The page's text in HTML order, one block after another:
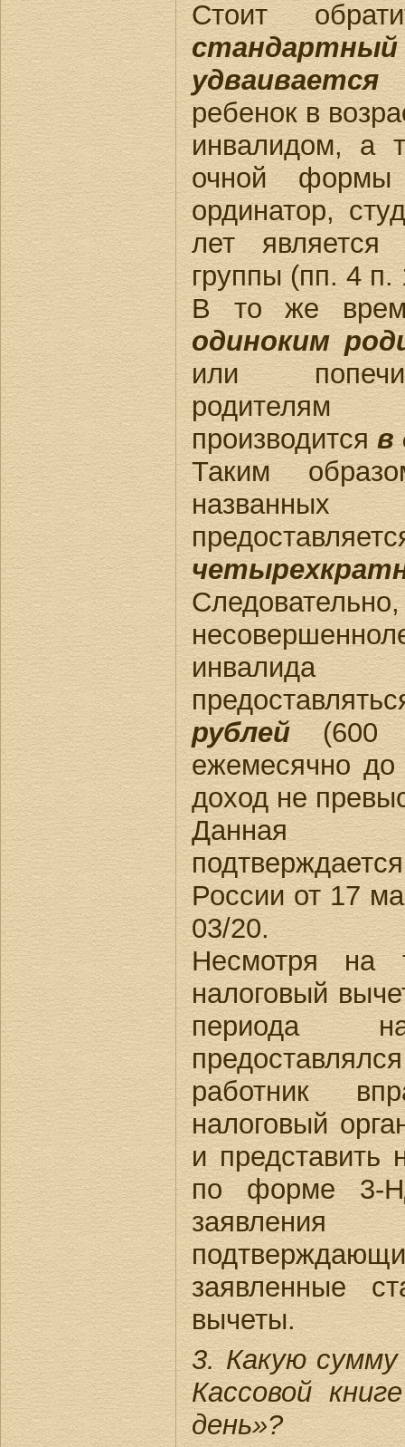
Стоит
удваивается
ребенок в
инвалидом, а
очной формы
ординатор,
лет
группы (пп. 4
В то же
одиноким
или
родителям
производитсяв
Таким
рублей(600
ежемесячно
доход не
Данная
России от 17
03/20.
Несмотря на
налоговый
периода
работник
налоговый
и представить
по форме 3-
заявленные
вычеты.
3. Какую
Кассовой
день»?